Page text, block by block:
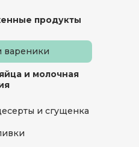
продукты
вареники
и молочная
и сгущенка
Частный дом